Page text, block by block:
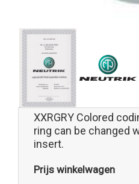
XXRGRY Colored
ring can be changed
insert.
Prijs winkelwagen